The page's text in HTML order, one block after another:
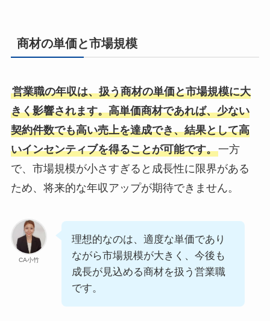
商材の単価と市場規模
営業職の年収は、扱う商材の単価と市場規模に大
きく影響されます。高単価商材であれば、少ない
契約件数でも高い売上を達成でき、結果として高
いインセンティブを得ることが可能です。一方
で、市場規模が小さすぎると成長性に限界がある
ため、将来的な年収アップが期待できません。
CA小竹
理想的なのは、適度な単価であり
ながら市場規模が大きく、今後も
成長が見込める商材を扱う営業職
です。